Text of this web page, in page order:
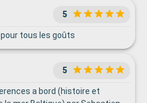
5
pour tous les goûts
5
a bord (histoire et